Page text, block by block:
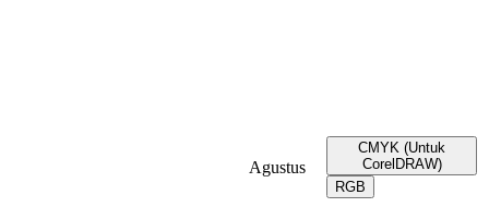
Agustus
CMYK (Untuk
CorelDRAW)
RGB